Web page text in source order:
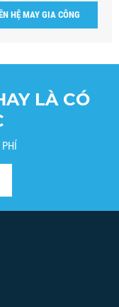
HỆ MAY GIA CÔNG
LÀ CÓ